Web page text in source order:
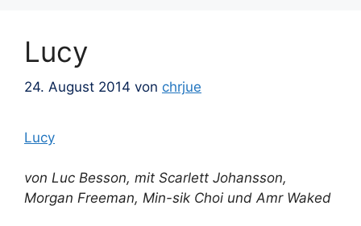
Lucy
24. August 2014 von chrjue
Lucy
von Luc Besson, mit Scarlett Johansson,
Morgan Freeman, Min-sik Choi und Amr Waked